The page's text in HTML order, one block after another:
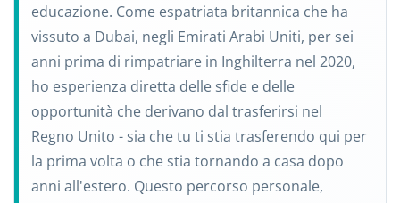
educazione. Come espatriata britannica che ha
vissuto a Dubai, negli Emirati Arabi Uniti, per sei
anni prima di rimpatriare in Inghilterra nel 2020,
ho esperienza diretta delle sfide e delle
opportunità che derivano dal trasferirsi nel
Regno Unito - sia che tu ti stia trasferendo qui per
la prima volta o che stia tornando a casa dopo
anni all'estero. Questo percorso personale,